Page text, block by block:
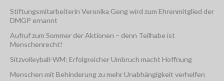
Stiftungsmitarbeiterin Veronika Geng wird zum Ehrenmitglied der
DMGP ernannt
Aufruf zum Sommer der Aktionen – denn Teilhabe ist
Menschenrecht!
Sitzvolleyball-WM: Erfolgreicher Umbruch macht Hoffnung
Menschen mit Behinderung zu mehr Unabhängigkeit verhelfen